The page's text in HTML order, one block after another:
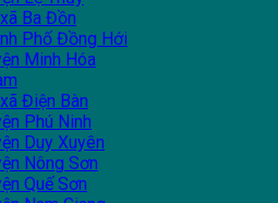
Ba Đồn
Phố Đồng Hới
Minh Hóa
Điện Bàn
Phú Ninh
Duy Xuyên
Nông Sơn
Quế Sơn